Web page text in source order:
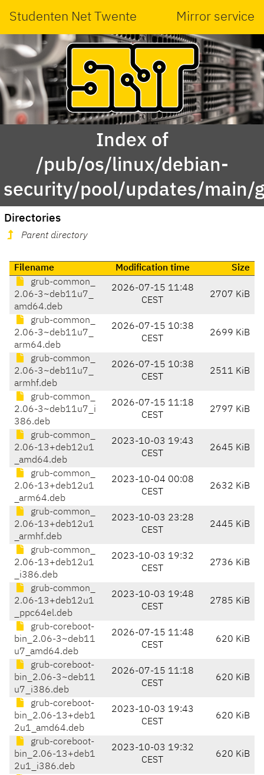
Studenten Net Twente Mirror service
Index of
/pub/os/linux/debian-
security/pool/updates/main/
Directories
Parent directory
Filename Modification time
Size
grub-common_
2.06-3~deb11u7_
amd64.deb
2026-07-15 11:48
CEST
2707 KiB
grub-common_
2.06-3~deb11u7_
arm64.deb
2026-07-15 10:38
CEST
2699 KiB
grub-common_
2.06-3~deb11u7_
armhf.deb
2026-07-15 10:38
CEST
2511 KiB
grub-common_
2.06-3~deb11u7_i
386.deb
2026-07-15 11:18
CEST
2797 KiB
grub-common_
2.06-13+deb12u1
_amd64.deb
2023-10-03 19:43
CEST
2645 KiB
grub-common_
2.06-13+deb12u1
_arm64.deb
2023-10-04 00:08
CEST
2632 KiB
grub-common_
2.06-13+deb12u1
_armhf.deb
2023-10-03 23:28
CEST
2445 KiB
grub-common_
2.06-13+deb12u1
_i386.deb
2023-10-03 19:32
CEST
2736 KiB
grub-common_
2.06-13+deb12u1
_ppc64el.deb
2023-10-03 19:48
CEST
2785 KiB
grub-coreboot-
bin_2.06-3~deb11
u7_amd64.deb
2026-07-15 11:48
CEST
620 KiB
grub-coreboot-
bin_2.06-3~deb11
u7_i386.deb
2026-07-15 11:18
CEST
620 KiB
grub-coreboot-
bin_2.06-13+deb1
2u1_amd64.deb
2023-10-03 19:43
CEST
620 KiB
grub-coreboot-
bin_2.06-13+deb1
2u1_i386.deb
2023-10-03 19:32
CEST
620 KiB